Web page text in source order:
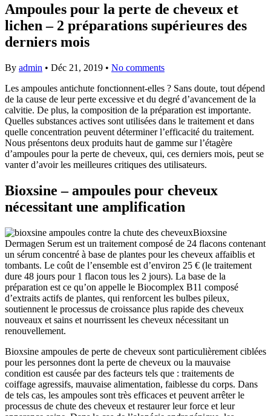
Ampoules pour la perte de cheveux et
lichen – 2 préparations supérieures des
derniers mois
By admin • Déc 21, 2019 • No comments
Les ampoules antichute fonctionnent-elles ? Sans doute, tout dépend
de la cause de leur perte excessive et du degré d’avancement de la
calvitie. De plus, la composition de la préparation est importante.
Quelles substances actives sont utilisées dans le traitement et dans
quelle concentration peuvent déterminer l’efficacité du traitement.
Nous présentons deux produits haut de gamme sur l’étagère
d’ampoules pour la perte de cheveux, qui, ces derniers mois, peut se
vanter d’avoir les meilleures critiques des utilisateurs.
Bioxsine – ampoules pour cheveux
nécessitant une amplification
Bioxsine
Dermagen Serum est un traitement composé de 24 flacons contenant
un sérum concentré à base de plantes pour les cheveux affaiblis et
tombants. Le coût de l’ensemble est d’environ 25 € (le traitement
dure 48 jours pour 1 flacon tous les 2 jours). La base de la
préparation est ce qu’on appelle le Biocomplex B11 composé
d’extraits actifs de plantes, qui renforcent les bulbes pileux,
soutiennent le processus de croissance plus rapide des cheveux
nouveaux et sains et nourrissent les cheveux nécessitant un
renouvellement.
Bioxsine ampoules de perte de cheveux sont particulièrement ciblées
pour les personnes dont la perte de cheveux ou la mauvaise
condition est causée par des facteurs tels que : traitements de
coiffage agressifs, mauvaise alimentation, faiblesse du corps. Dans
de tels cas, les ampoules sont très efficaces et peuvent arrêter le
processus de chute des cheveux et restaurer leur force et leur